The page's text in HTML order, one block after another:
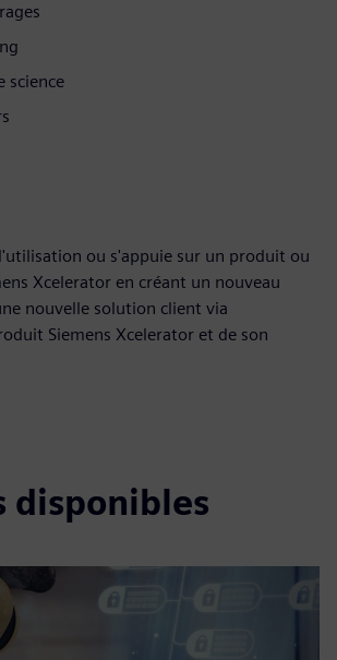
science
ou s'appuie sur un produit ou
Xcelerator en créant un nouveau
nouvelle solution client via
Siemens Xcelerator et de son
disponibles